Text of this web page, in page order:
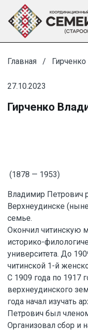
Главная
27.10.2023
Гирченко
(1878 — 1953)
Владимир Петрович
Верхнеудинске
семье.
Окончил читинскую
историко-
университета. До
читинской 1-й
С 1909 года по 1917
верхнеудинского
года начал изучать
Петрович был
Организовал сбор и